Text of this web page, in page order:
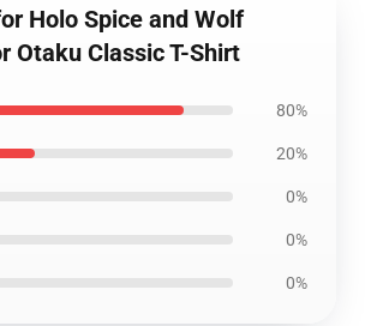
Holo Spice and Wolf
Otaku Classic T-Shirt
80%
20%
0%
0%
0%